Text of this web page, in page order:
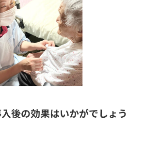
後の効果はいかがでしょう